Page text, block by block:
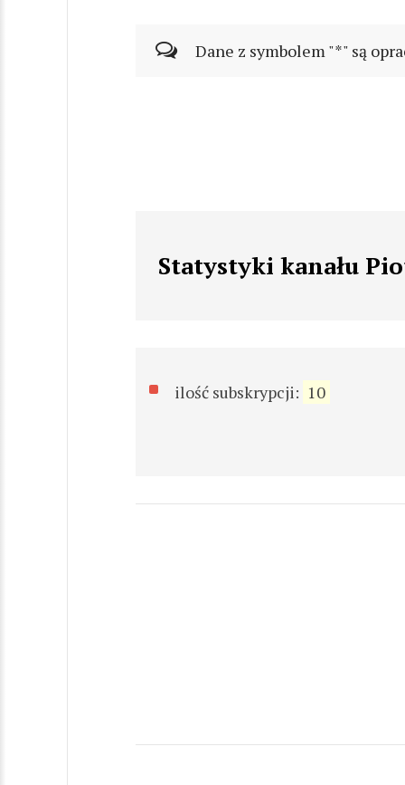
Dane z symbolem "*" są
Statystyki kanału
ilość subskrypcji: 10